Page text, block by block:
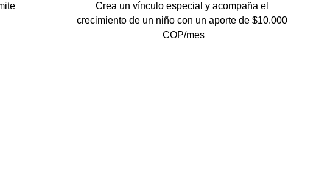
Crea un vínculo especial y acompaña el
crecimiento de un niño con un aporte de $10.000
COP/mes